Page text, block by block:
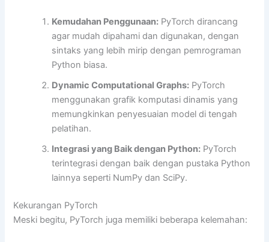
Kemudahan Penggunaan: PyTorch dirancang
agar mudah dipahami dan digunakan, dengan
sintaks yang lebih mirip dengan pemrograman
Python biasa.
Dynamic Computational Graphs: PyTorch
menggunakan grafik komputasi dinamis yang
memungkinkan penyesuaian model di tengah
pelatihan.
Integrasi yang Baik dengan Python: PyTorch
terintegrasi dengan baik dengan pustaka Python
lainnya seperti NumPy dan SciPy.
Kekurangan PyTorch
Meski begitu, PyTorch juga memiliki beberapa kelemahan: